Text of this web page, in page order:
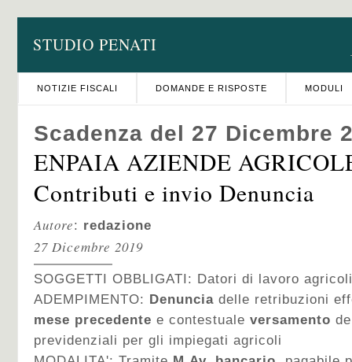
STUDIO PENATI
NOTIZIE FISCALI DOMANDE E RISPOSTE MODULI
Scadenza del 27 Dicembre
ENPAIA AZIENDE
Contributi e invio Denuncia
Autore: redazione
27 Dicembre 2019
SOGGETTI OBBLIGATI: Datori di lavoro agricoli
ADEMPIMENTO: Denuncia delle retribuzioni
mese precedente e contestuale versamento
previdenziali per gli impiegati agricoli